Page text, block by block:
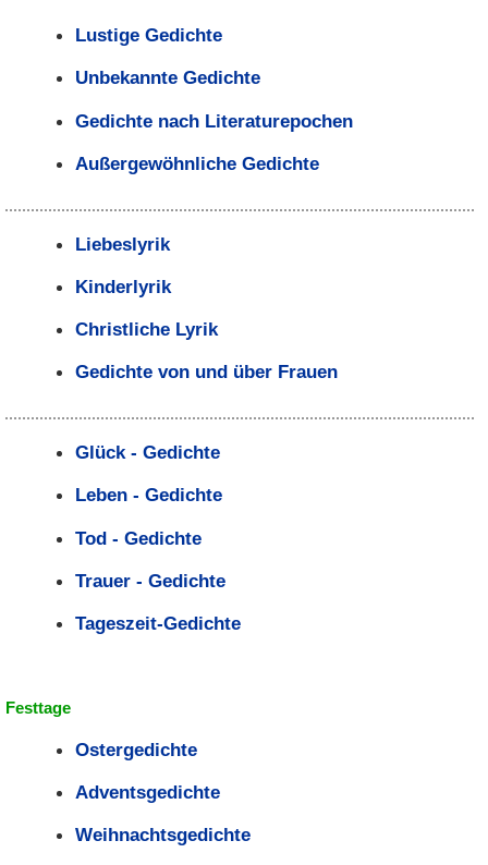
Lustige Gedichte
Unbekannte Gedichte
Gedichte nach Literaturepochen
Außergewöhnliche Gedichte
Liebeslyrik
Kinderlyrik
Christliche Lyrik
Gedichte von und über Frauen
Glück - Gedichte
Leben - Gedichte
Tod - Gedichte
Trauer - Gedichte
Tageszeit-Gedichte
Festtage
Ostergedichte
Adventsgedichte
Weihnachtsgedichte